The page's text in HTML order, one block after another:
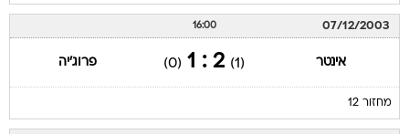
07/12/2003
16:00
אינטר (1)
2 : 1
(0) פרוג'יה
מחזור 12